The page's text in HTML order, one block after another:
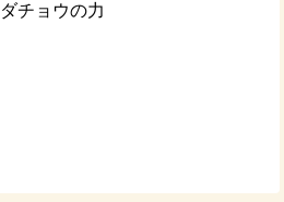
ダチョウの力